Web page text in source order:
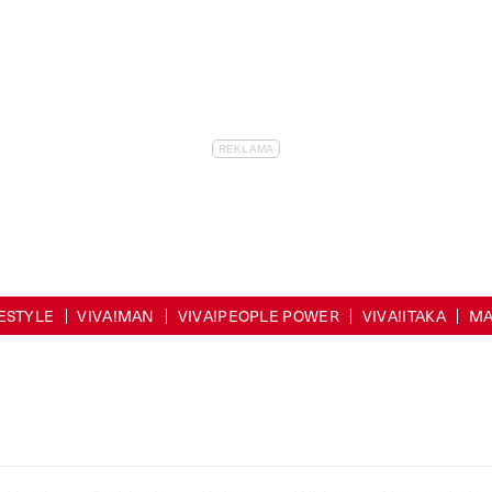
VIVA!MAN VIVA!PEOPLE POWER VIVA!ITAKA